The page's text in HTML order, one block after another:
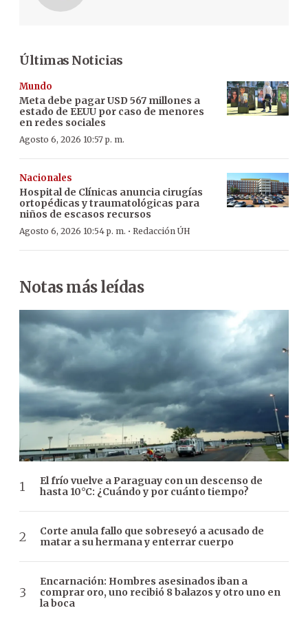
Últimas Noticias
Mundo
Meta debe pagar USD 567 millones a
estado de EEUU por caso de menores
en redes sociales
Agosto 6, 2026 10:57 p. m.
Nacionales
Hospital de Clínicas anuncia cirugías
ortopédicas y traumatológicas para
niños de escasos recursos
Agosto 6, 2026 10:54 p. m. · Redacción ÚH
Notas más leídas
El frío vuelve a Paraguay con un descenso de
hasta 10°C: ¿Cuándo y por cuánto tiempo?
Corte anula fallo que sobreseyó a acusado de
matar a su hermana y enterrar cuerpo
Encarnación: Hombres asesinados iban a
comprar oro, uno recibió 8 balazos y otro uno en
la boca